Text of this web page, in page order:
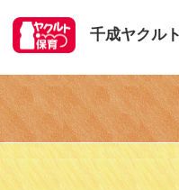
千成ヤクル